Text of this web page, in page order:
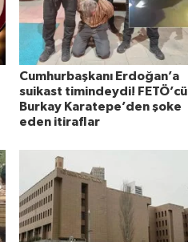
Cumhurbaşkanı Erdoğan’a
suikast timindeydi! FETÖ’cü
Burkay Karatepe’den şoke
eden itiraflar